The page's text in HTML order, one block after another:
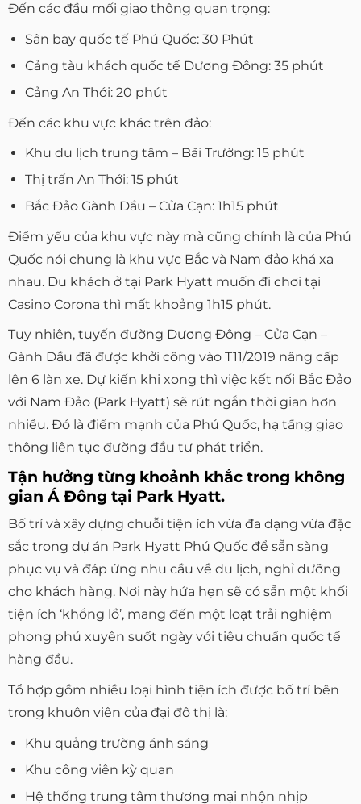
Đến các đầu mối giao thông quan trọng:
Sân bay quốc tế Phú Quốc: 30 Phút
Cảng tàu khách quốc tế Dương Đông: 35 phút
Cảng An Thới: 20 phút
Đến các khu vực khác trên đảo:
Khu du lịch trung tâm – Bãi Trường: 15 phút
Thị trấn An Thới: 15 phút
Bắc Đảo Gành Dầu – Cửa Cạn: 1h15 phút
Điểm yếu của khu vực này mà cũng chính là của Phú
Quốc nói chung là khu vực Bắc và Nam đảo khá xa
nhau. Du khách ở tại Park Hyatt muốn đi chơi tại
Casino Corona thì mất khoảng 1h15 phút.
Tuy nhiên, tuyến đường Dương Đông – Cửa Cạn –
Gành Dầu đã được khởi công vào T11/2019 nâng cấp
lên 6 làn xe. Dự kiến khi xong thì việc kết nối Bắc Đảo
với Nam Đảo (Park Hyatt) sẽ rút ngắn thời gian hơn
nhiều. Đó là điểm mạnh của Phú Quốc, hạ tầng giao
thông liên tục đường đầu tư phát triển.
Tận hưởng từng khoảnh khắc trong không
gian Á Đông tại Park Hyatt.
Bố trí và xây dựng chuỗi tiện ích vừa đa dạng vừa đặc
sắc trong dự án Park Hyatt Phú Quốc để sẵn sàng
phục vụ và đáp ứng nhu cầu về du lịch, nghỉ dưỡng
cho khách hàng. Nơi này hứa hẹn sẽ có sẵn một khối
tiện ích ‘khổng lồ’, mang đến một loạt trải nghiệm
phong phú xuyên suốt ngày với tiêu chuẩn quốc tế
hàng đầu.
Tổ hợp gồm nhiều loại hình tiện ích được bố trí bên
trong khuôn viên của đại đô thị là:
Khu quảng trường ánh sáng
Khu công viên kỳ quan
Hệ thống trung tâm thương mại nhộn nhịp